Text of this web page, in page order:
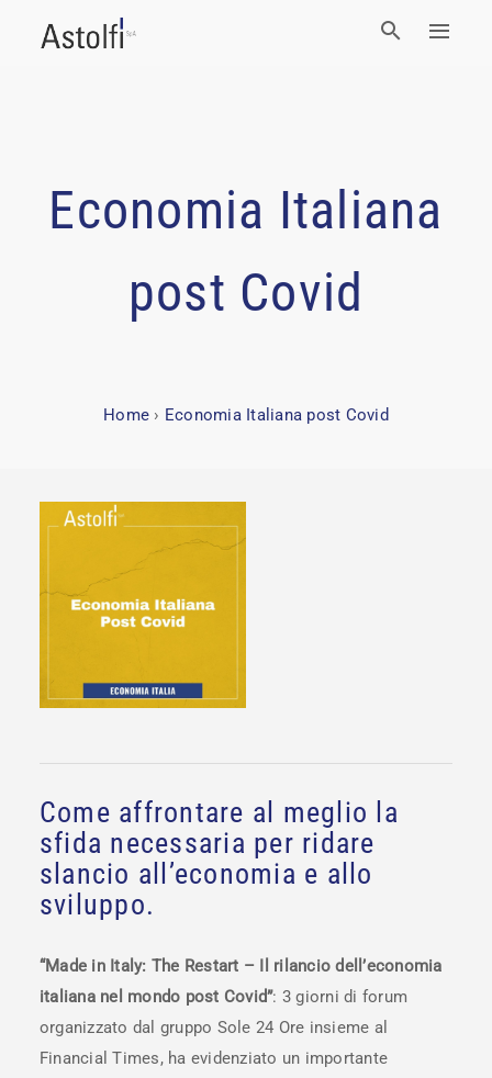
Economia Italiana
post Covid
Home › Economia Italiana post Covid
Come affrontare al meglio la
sfida necessaria per ridare
slancio all’economia e allo
sviluppo.
“Made in Italy: The Restart – Il rilancio dell’economia
italiana nel mondo post Covid”: 3 giorni di forum
organizzato dal gruppo Sole 24 Ore insieme al
Financial Times, ha evidenziato un importante